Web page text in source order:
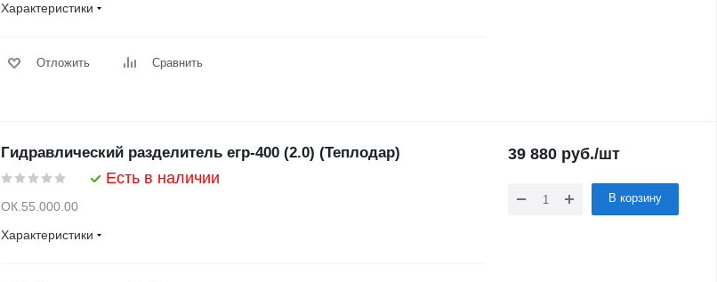
Характеристики
Отложить Сравнить
Гидравлический разделитель егр-400 (2.0) (Теплодар)
Есть в наличии
ОК.55.000.00
Характеристики
39 880 руб./шт
В корзину